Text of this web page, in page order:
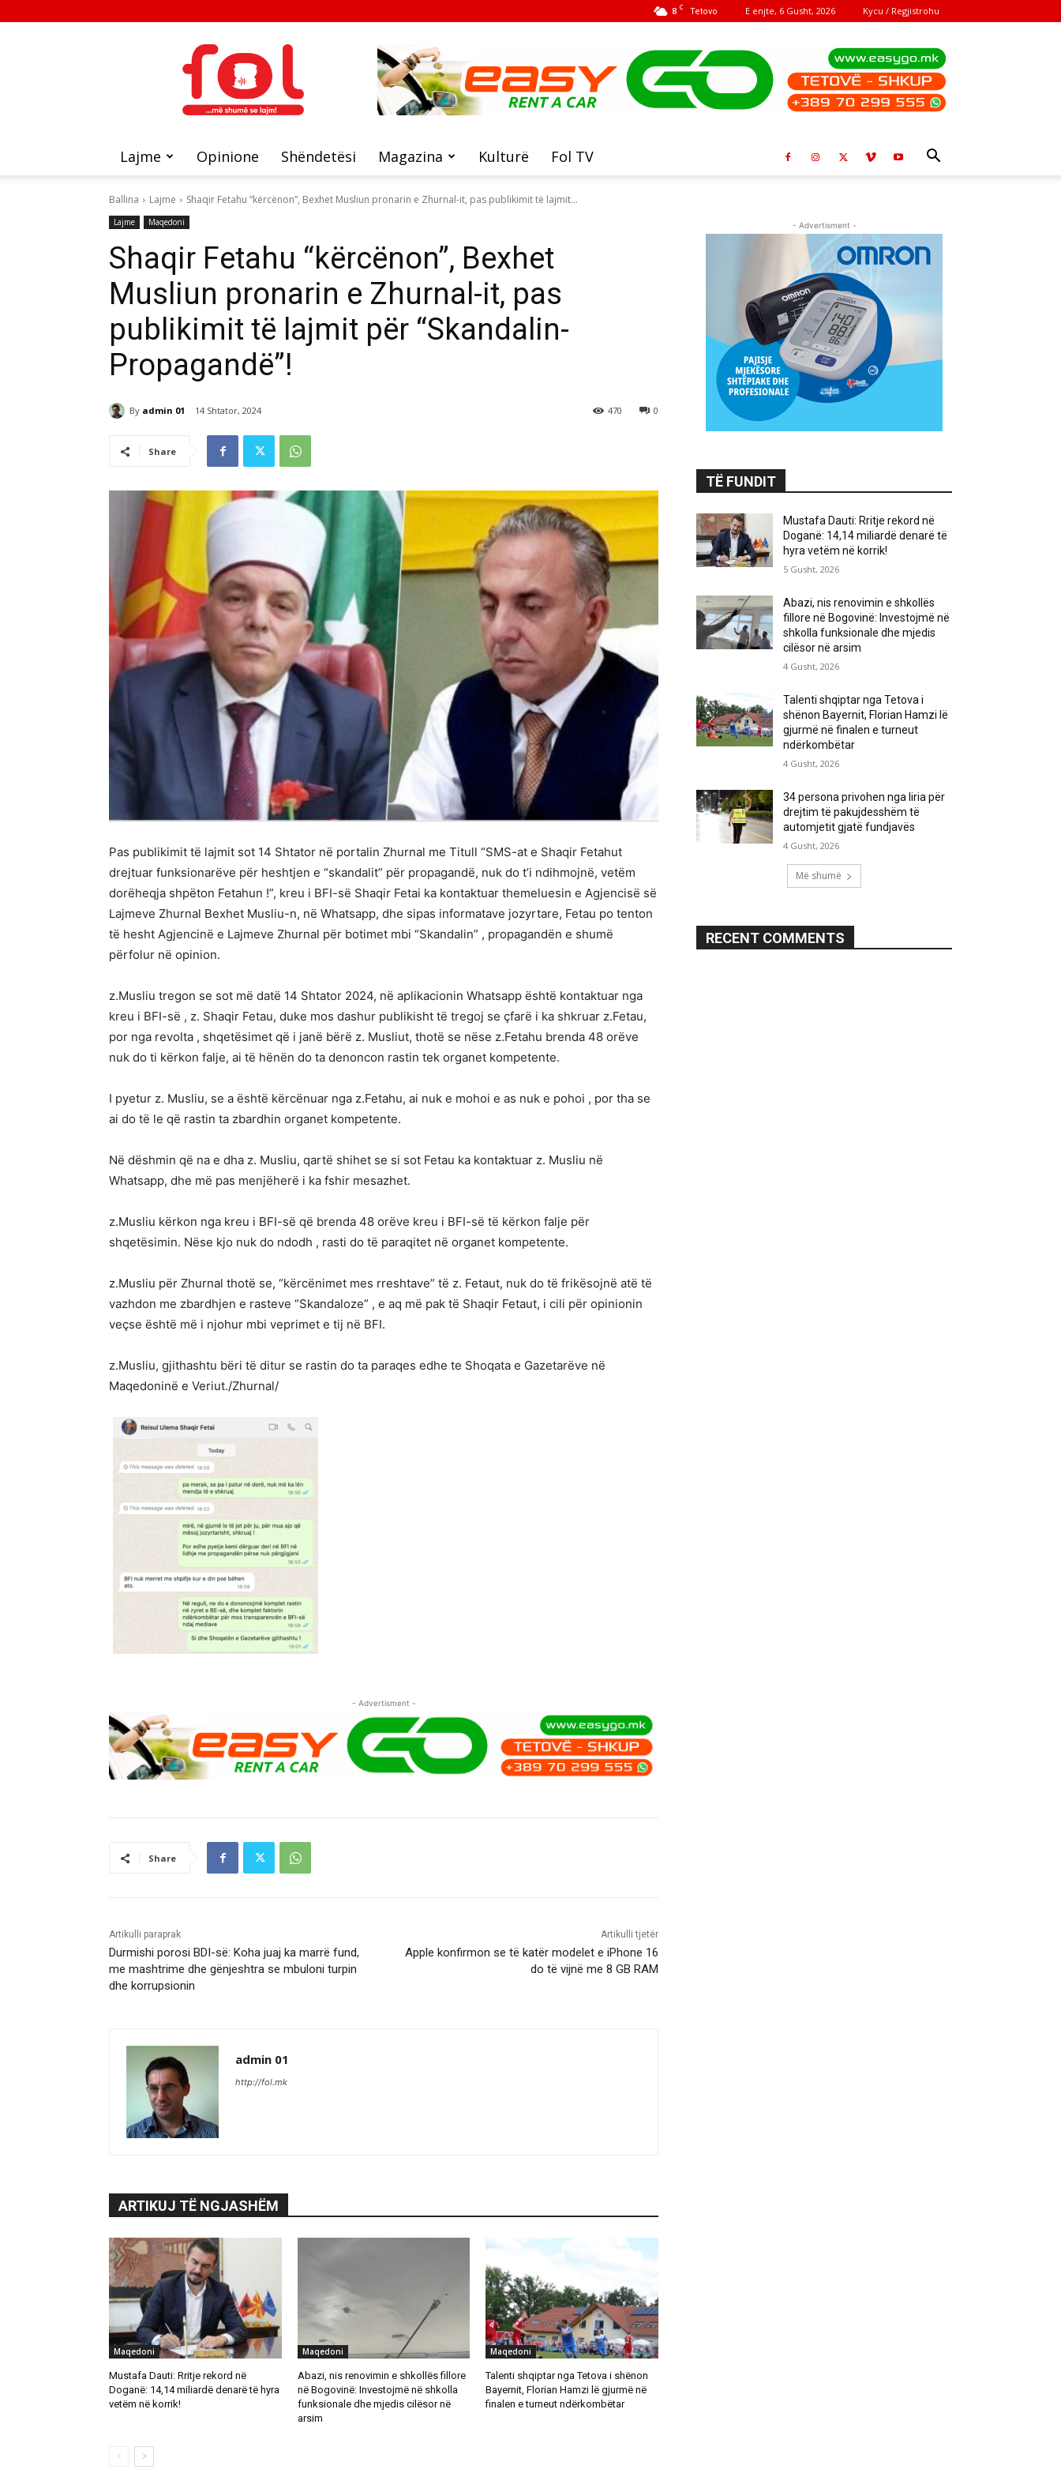
8 C Tetovo E enjte, 6 Gusht, 2026 Kycu / Regjistrohu
FOL
Lajme Opinione Shëndetësi Magazina Kulturë Fol TV
Ballina Lajme Shaqir Fetahu “kërcënon”, Bexhet Musliun pronarin e Zhurnal-it, pas publikimit të lajmit...
Lajme Maqedoni
Shaqir Fetahu “kërcënon”, Bexhet
Musliun pronarin e Zhurnal-it, pas
publikimit të lajmit për “Skandalin-
Propagandë”!
By admin 01 14 Shtator, 2024 0
470
Share
Pas publikimit të lajmit sot 14 Shtator në portalin Zhurnal me Titull “SMS-at e Shaqir Fetahut
drejtuar funksionarëve për heshtjen e “skandalit” për propagandë, nuk do t’i ndihmojnë, vetëm
dorëheqja shpëton Fetahun !”, kreu i BFI-së Shaqir Fetai ka kontaktuar themeluesin e Agjencisë së
Lajmeve Zhurnal Bexhet Musliu-n, në Whatsapp, dhe sipas informatave jozyrtare, Fetau po tenton
të hesht Agjencinë e Lajmeve Zhurnal për botimet mbi “Skandalin” , propagandën e shumë
përfolur në opinion.
z.Musliu tregon se sot më datë 14 Shtator 2024, në aplikacionin Whatsapp është kontaktuar nga
kreu i BFI-së , z. Shaqir Fetau, duke mos dashur publikisht të tregoj se çfarë i ka shkruar z.Fetau,
por nga revolta , shqetësimet që i janë bërë z. Musliut, thotë se nëse z.Fetahu brenda 48 orëve
nuk do ti kërkon falje, ai të hënën do ta denoncon rastin tek organet kompetente.
I pyetur z. Musliu, se a është kërcënuar nga z.Fetahu, ai nuk e mohoi e as nuk e pohoi , por tha se
ai do të le që rastin ta zbardhin organet kompetente.
Në dëshmin që na e dha z. Musliu, qartë shihet se si sot Fetau ka kontaktuar z. Musliu në
Whatsapp, dhe më pas menjëherë i ka fshir mesazhet.
z.Musliu kërkon nga kreu i BFI-së që brenda 48 orëve kreu i BFI-së të kërkon falje për
shqetësimin. Nëse kjo nuk do ndodh , rasti do të paraqitet në organet kompetente.
z.Musliu për Zhurnal thotë se, “kërcënimet mes rreshtave” të z. Fetaut, nuk do të frikësojnë atë të
vazhdon me zbardhjen e rasteve “Skandaloze” , e aq më pak të Shaqir Fetaut, i cili për opinionin
veçse është më i njohur mbi veprimet e tij në BFI.
z.Musliu, gjithashtu bëri të ditur se rastin do ta paraqes edhe te Shoqata e Gazetarëve në
Maqedoninë e Veriut./Zhurnal/
- Advertisment -
Share
Artikulli paraprak
Durmishi porosi BDI-së: Koha juaj ka marrë fund,
me mashtrime dhe gënjeshtra se mbuloni turpin
dhe korrupsionin
Artikulli tjetër
Apple konfirmon se të katër modelet e iPhone 16
do të vijnë me 8 GB RAM
admin 01
http://fol.mk
ARTIKUJ TË NGJASHËM
Maqedoni
Mustafa Dauti: Rritje rekord në
Doganë: 14,14 miliardë denarë të hyra
vetëm në korrik!
Maqedoni
Abazi, nis renovimin e shkollës fillore
në Bogovinë: Investojmë në shkolla
funksionale dhe mjedis cilësor në
arsim
Maqedoni
Talenti shqiptar nga Tetova i shënon
Bayernit, Florian Hamzi lë gjurmë në
finalen e turneut ndërkombëtar
- Advertisment -
TË FUNDIT
Mustafa Dauti: Rritje rekord në
Doganë: 14,14 miliardë denarë të
hyra vetëm në korrik!
5 Gusht, 2026
Abazi, nis renovimin e shkollës
fillore në Bogovinë: Investojmë në
shkolla funksionale dhe mjedis
cilësor në arsim
4 Gusht, 2026
Talenti shqiptar nga Tetova i
shënon Bayernit, Florian Hamzi lë
gjurmë në finalen e turneut
ndërkombëtar
4 Gusht, 2026
34 persona privohen nga liria për
drejtim të pakujdesshëm të
automjetit gjatë fundjavës
4 Gusht, 2026
Më shumë
RECENT COMMENTS